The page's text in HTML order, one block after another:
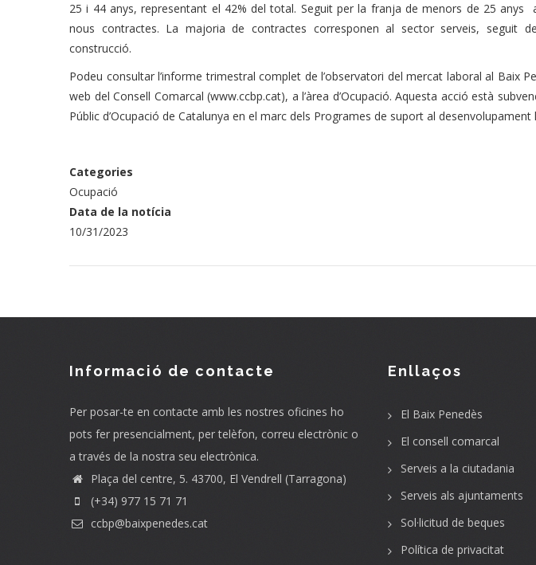
25 i 44 anys, representant el 42% del total. Seguit per la franja de menors de 25 anys
nous contractes. La majoria de contractes corresponen al sector serveis, seguit
construcció.
Podeu consultar l’informe trimestral complet de l’observatori del mercat laboral al Baix
web del Consell Comarcal (www.ccbp.cat), a l’àrea d’Ocupació. Aquesta acció està
Públic d’Ocupació de Catalunya en el marc dels Programes de suport al desenvolupament
Categories
Ocupació
Data de la notícia
10/31/2023
Informació de contacte
Per posar-te en contacte amb les nostres oficines ho
pots fer presencialment, per telèfon, correu electrònic o
a través de la nostra seu electrònica.
Plaça del centre, 5. 43700, El Vendrell (Tarragona)
(+34) 977 15 71 71
ccbp@baixpenedes.cat
Enllaços
El Baix Penedès
El consell comarcal
Serveis a la ciutadania
Serveis als ajuntaments
Sol·licitud de beques
Política de privacitat